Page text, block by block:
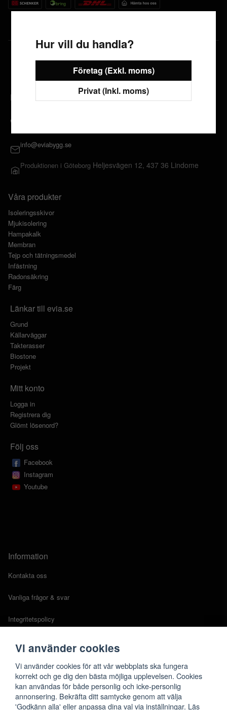
Hur vill du handla?
Företag (Exkl. moms)
Privat (Inkl. moms)
Eviabygg.se
info@eviabygg.se
Produktionen i Göteborg Heljesvägen 12, 437 36 Lindome
Våra produkter
Isoleringsskivor
Mjukisolering
Hampakalk
Membran
Tejp och tätningsmedel
Infästning
Radonsäkring
Färg
Länkar till evia.se
Grund
Källarväggar
Takterasser
Biostone
Projekt
Mitt konto
Logga in
Registrera dig
Glömt lösenord?
Följ oss
Facebook
Instagram
Youtube
Information
Kontakta oss
Vanliga frågor & svar
Integritetspolicy
Köpvillkor
Vi använder cookies
Vi använder cookies för att vår webbplats ska fungera
korrekt och ge dig den bästa möjliga upplevelsen. Cookies
kan användas för både personlig och icke-personlig
annonsering. Bekräfta ditt samtycke genom att välja
'Godkänn alla' eller anpassa dina val via inställningar. Läs